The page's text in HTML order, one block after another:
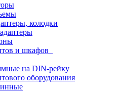
колодки
и шкафов
на DIN-рейку
оборудования